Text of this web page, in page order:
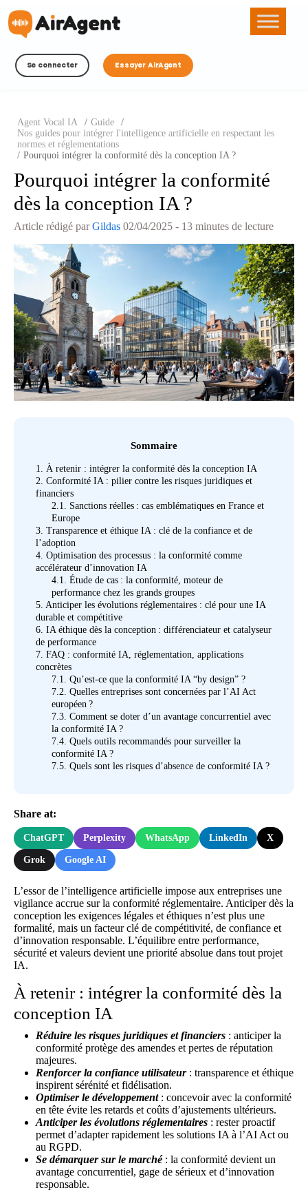
Se connecter Essayer AirAgent
Agent Vocal IA / Guide
/
Nos guides pour intégrer l'intelligence artificielle en respectant les
normes et réglementations
/ Pourquoi intégrer la conformité dès la conception IA ?
Pourquoi intégrer la conformité
dès la conception IA ?
Article rédigé parGildas 02/04/2025 - 13 minutes de lecture
Sommaire
1. À retenir : intégrer la conformité dès la conception IA
2. Conformité IA : pilier contre les risques juridiques et
financiers
2.1. Sanctions réelles : cas emblématiques en France et
Europe
3. Transparence et éthique IA : clé de la confiance et de
l’adoption
4. Optimisation des processus : la conformité comme
accélérateur d’innovation IA
4.1. Étude de cas : la conformité, moteur de
performance chez les grands groupes
5. Anticiper les évolutions réglementaires : clé pour une IA
durable et compétitive
6. IA éthique dès la conception : différenciateur et catalyseur
de performance
7. FAQ : conformité IA, réglementation, applications
concrètes
7.1. Qu’est-ce que la conformité IA “by design” ?
7.2. Quelles entreprises sont concernées par l’AI Act
européen ?
7.3. Comment se doter d’un avantage concurrentiel avec
la conformité IA ?
7.4. Quels outils recommandés pour surveiller la
conformité IA ?
7.5. Quels sont les risques d’absence de conformité IA ?
Share at:
ChatGPT Perplexity WhatsApp LinkedIn X
Grok Google AI
L’essor de l’intelligence artificielle impose aux entreprises une
vigilance accrue sur la conformité réglementaire. Anticiper dès la
conception les exigences légales et éthiques n’est plus une
formalité, mais un facteur clé de compétitivité, de confiance et
d’innovation responsable. L’équilibre entre performance,
sécurité et valeurs devient une priorité absolue dans tout projet
IA.
À retenir : intégrer la conformité dès la
conception IA
Réduire les risques juridiques et financiers : anticiper la
conformité protège des amendes et pertes de réputation
majeures.
Renforcer la confiance utilisateur: transparence et éthique
inspirent sérénité et fidélisation.
Optimiser le développement: concevoir avec la conformité
en tête évite les retards et coûts d’ajustements ultérieurs.
Anticiper les évolutions réglementaires : rester proactif
permet d’adapter rapidement les solutions IA à l’AI Act ou
au RGPD.
Se démarquer sur le marché: la conformité devient un
avantage concurrentiel, gage de sérieux et d’innovation
responsable.